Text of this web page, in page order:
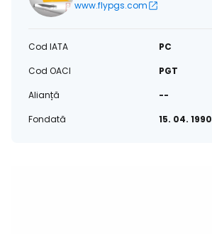
www.flypgs.com
Cod IATA
PC
Cod OACI
PGT
Alianță
--
Fondată
15. 04. 1990